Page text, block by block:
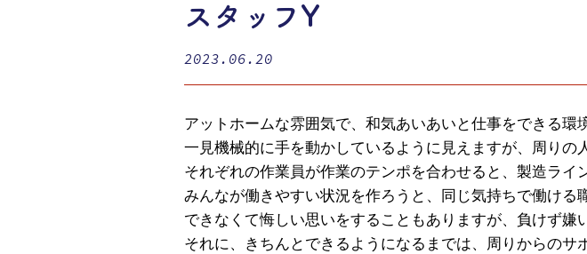
スタッフY
2023.06.20
アットホームな雰囲気で、和気あいあいと仕事をできる環
一見機械的に手を動かしているように見えますが、周りの
それぞれの作業員が作業のテンポを合わせると、製造ライ
みんなが働きやすい状況を作ろうと、同じ気持ちで働ける
できなくて悔しい思いをすることもありますが、負けず嫌
それに、きちんとできるようになるまでは、周りからのサ